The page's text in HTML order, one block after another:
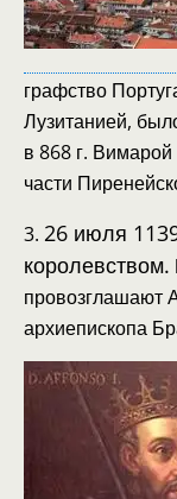
графство
Лузитанией,
в 868 г.
части
3. 26 июля
королевством.
провозглашают
архиепископа